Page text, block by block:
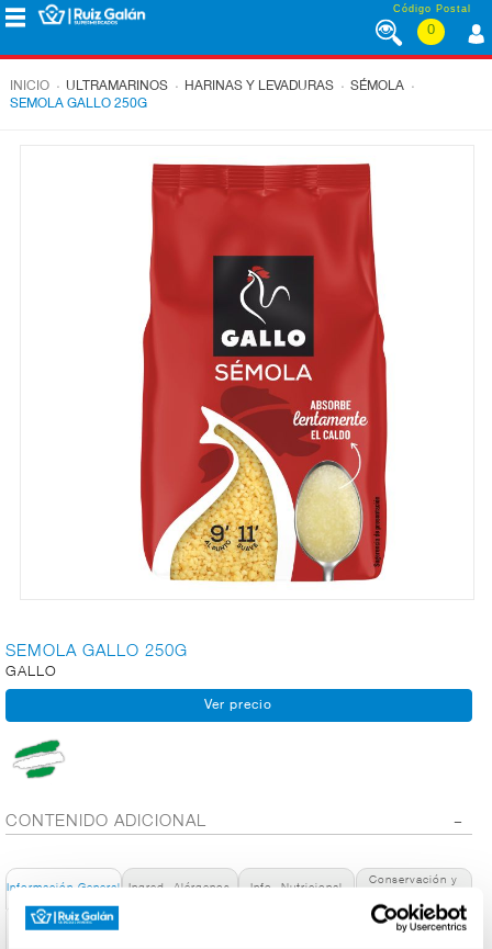
Saltar al contenido Código Postal
0
CORPORATIVO
QUESOS
CORTE
INICIO . ULTRAMARINOS . HARINAS Y LEVADURAS . SÉMOLA .
SEMOLA GALLO 250G
SEMOLA GALLO 250G
GALLO
CONTENIDO ADICIONAL
Información General Ingred. Alérgenos Info. Nutricional
Conservación y